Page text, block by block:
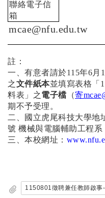
聯絡電子信
箱
mcae@nfu.edu.tw
註：
一、有意者請於115年6月
之文件紙本並填寫表格「
料表」之電子檔 （寄
期不予受理。
二、國立虎尾科技大學地
號 機械與電腦輔助工程系
三、本校網址：
1150801徵聘兼任教師啟事